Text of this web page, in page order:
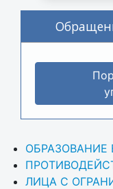
ОБРАЗОВАНИЕ
ЛИЦА С